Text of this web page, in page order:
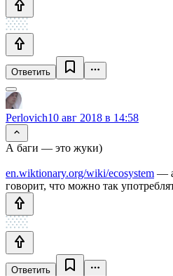
Ответить
Perlovich10 авг 2018 в 14:58
А баги — это жуки)
en.wiktionary.org/wiki/ecosystem —
говорит, что можно так
Ответить